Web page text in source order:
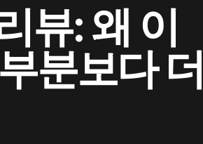
영상 생성, 화면과 사운드 완벽 매칭
싱크로 쉽게 변환하세요
터 애니메이션을 만드세요.
하고 업스케일링하세요
니메이션화
AI 생성기
생성기
구
미지 → 프롬프트
AI 미녀 생성기
AI 로고 생성기
이미지 블렌더
뷰: 왜 이
분보다 더